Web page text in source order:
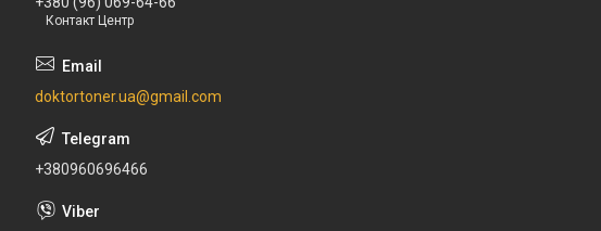
Контакт Центр
doktortoner.ua@gmail.com
+380960696466